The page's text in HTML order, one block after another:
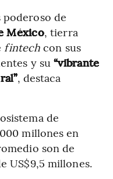
poderoso de
México, tierra
fintech con sus
y su“vibrante
, destaca
de
millones en
son de
US$9,5 millones.